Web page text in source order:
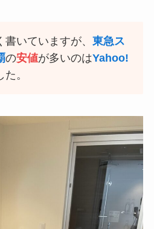
書いていますが、東急ス
の安値が多いのはYahoo!
た。